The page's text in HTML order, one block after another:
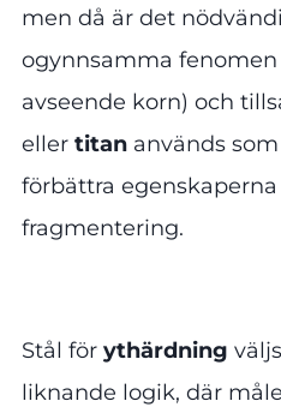
men då är det
ogynnsamma
avseende korn) och
eller titan används
förbättra
fragmentering.
Stål för ythärdning
liknande logik, där